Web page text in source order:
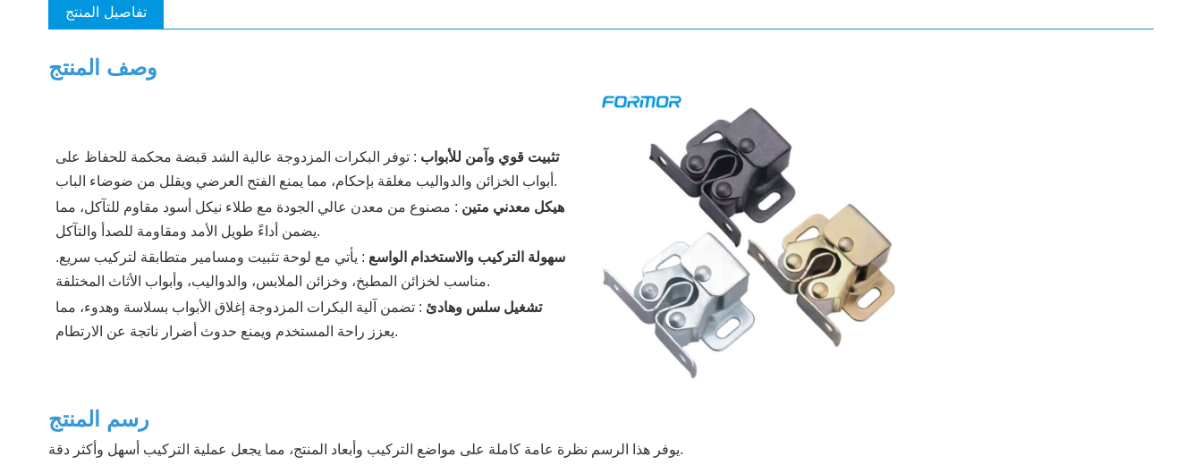
تفاصيل المنتج
وصف المنتج
تثبيت قوي وآمن للأبواب :توفر البكرات المزدوجة عالية الشد قبضة محكمة للحفاظ على
أبواب الخزائن والدواليب مغلقة بإحكام، مما يمنع الفتح العرضي ويقلل من ضوضاء الباب.
هيكل معدني متين : مصنوع من معدن عالي الجودة مع طلاء نيكل أسود مقاوم للتآكل، مما
يضمن أداءً طويل الأمد ومقاومة للصدأ والتآكل.
سهولة التركيب والاستخدام الواسع : يأتي مع لوحة تثبيت ومسامير متطابقة لتركيب سريع.
مناسب لخزائن المطبخ، وخزائن الملابس، والدواليب، وأبواب الأثاث المختلفة.
تشغيل سلس وهادئ :تضمن آلية البكرات المزدوجة إغلاق الأبواب بسلاسة وهدوء، مما
يعزز راحة المستخدم ويمنع حدوث أضرار ناتجة عن الارتطام.
رسم المنتج
يوفر هذا الرسم نظرة عامة كاملة على مواضع التركيب وأبعاد المنتج، مما يجعل عملية التركيب أسهل وأكثر دقة.